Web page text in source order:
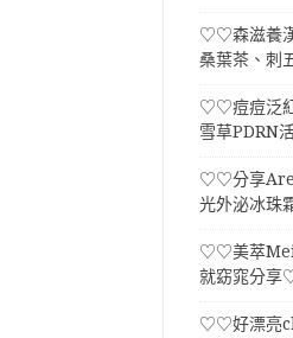
♡♡森滋養漢
桑葉茶、
♡♡痘痘泛
雪草PDRN
♡♡分享
光外泌冰
♡♡美萃
就窈窕分
♡♡好漂亮